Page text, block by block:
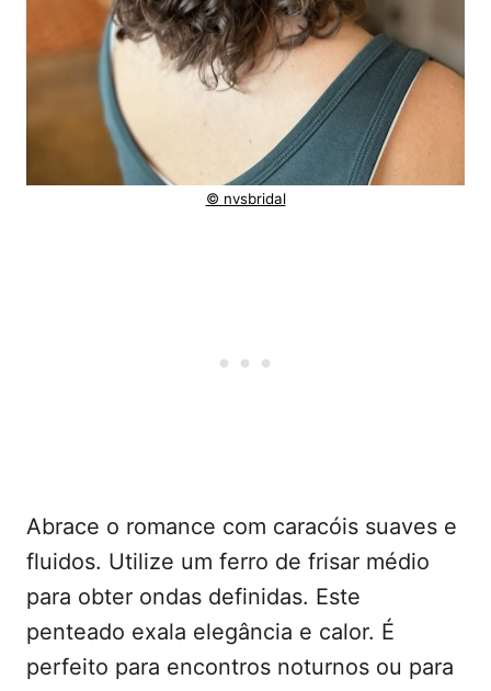
© nvsbridal
Abrace o romance com caracóis suaves e
fluidos. Utilize um ferro de frisar médio
para obter ondas definidas. Este
penteado exala elegância e calor. É
perfeito para encontros noturnos ou para